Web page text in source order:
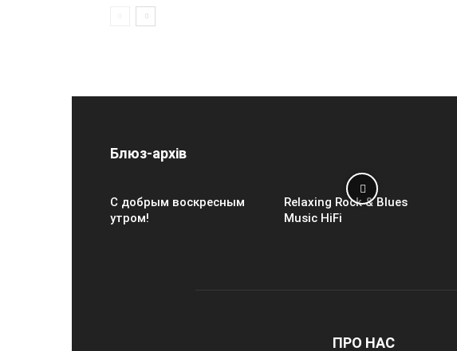
Блюз-архів
С добрым воскресным
утром!
Relaxing Rock & Blues
Music HiFi
ПРО НАС